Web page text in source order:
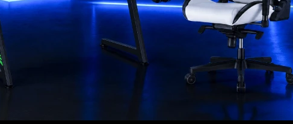
Mi cuenta
Mis compras
Mis direcciones
Mis favoritos